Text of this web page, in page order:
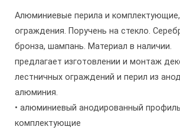
Алюминиевые перила и
ограждения. Поручень на стекло.
бронза, шампань. Материал в наличии.
предлагает изготовлении и монтаж
лестничных ограждений и перил из
алюминия.
• алюминиевый анодированный
комплектующие